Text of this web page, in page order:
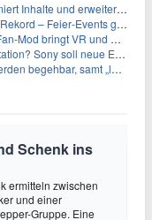
und erweitert Treasure Access
– Feier‑Events gestartet
und Ego-Perspektive nach Kanto
neue Einnahmequellen prüfen
samt „lebensgroßem Leon“
Schenk ins
ermitteln zwischen
und einer
Gruppe. Eine